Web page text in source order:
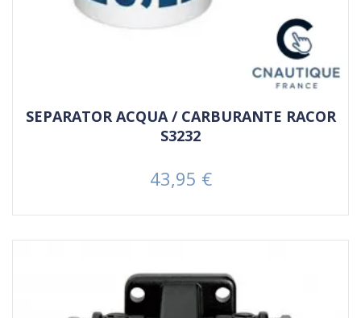
SEPARATOR ACQUA / CARBURANTE RACOR
S3232
Prezzo
43,95 €